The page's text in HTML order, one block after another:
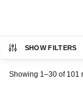
SHOW FILTERS
Showing 1–30 of 101